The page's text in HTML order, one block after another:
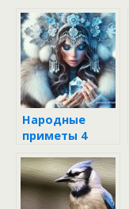
Народные
приметы 4